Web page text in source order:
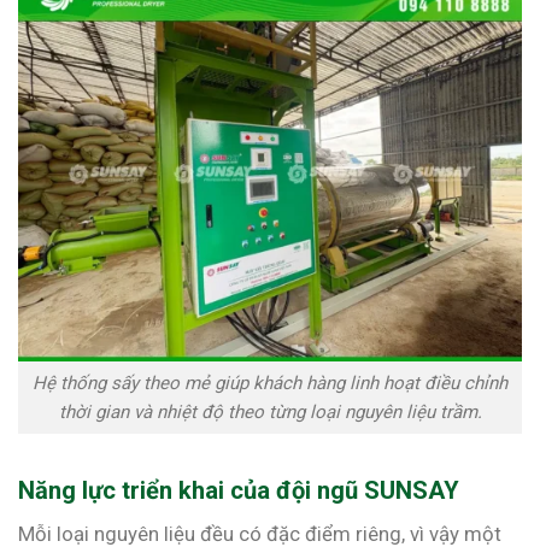
Hệ thống sấy theo mẻ giúp khách hàng linh hoạt điều chỉnh
thời gian và nhiệt độ theo từng loại nguyên liệu trầm.
Năng lực triển khai của đội ngũ SUNSAY
Mỗi loại nguyên liệu đều có đặc điểm riêng, vì vậy một